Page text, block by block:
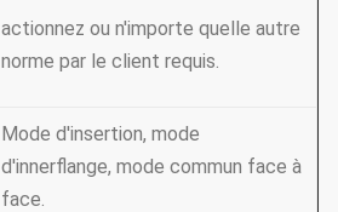
actionnez ou n'importe quelle autre
norme par le client requis.
Mode d'insertion, mode
d'innerflange, mode commun face à
face.